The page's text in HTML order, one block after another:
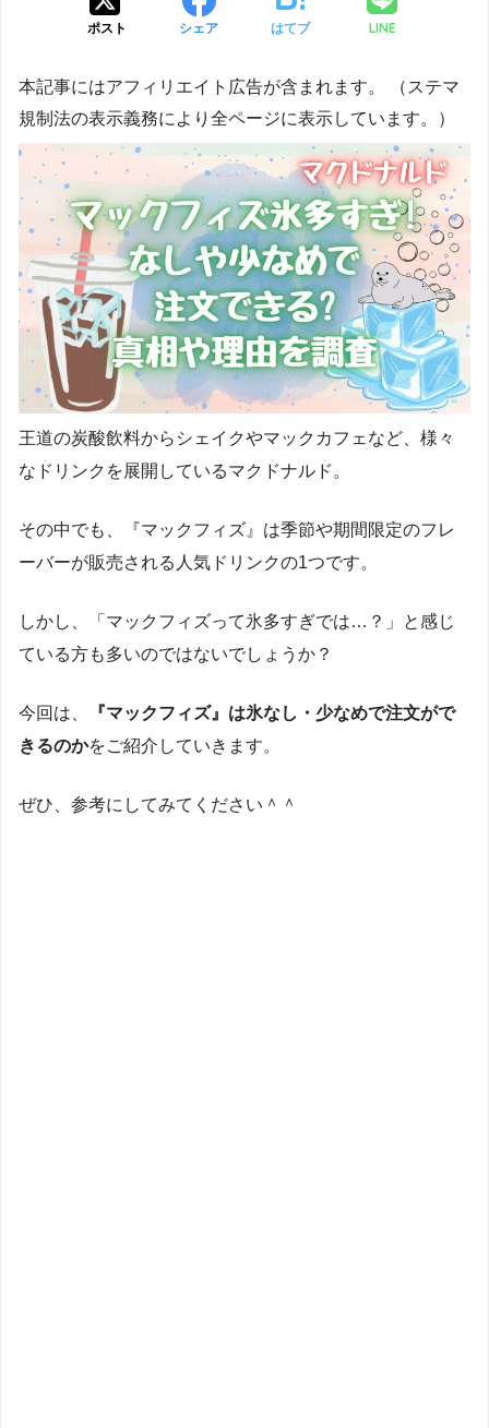
ポスト シェア はてブ LINE
本記事にはアフィリエイト広告が含まれます。 （ステマ
規制法の表示義務により全ページに表示しています。）
王道の炭酸飲料からシェイクやマックカフェなど、様々
なドリンクを展開しているマクドナルド。
その中でも、『マックフィズ』は季節や期間限定のフレ
ーバーが販売される人気ドリンクの1つです。
しかし、「マックフィズって氷多すぎでは…？」と感じ
ている方も多いのではないでしょうか？
今回は、
『マックフィズ』は氷なし・少なめで注文がで
きるのかをご紹介していきます。
ぜひ、参考にしてみてください＾＾